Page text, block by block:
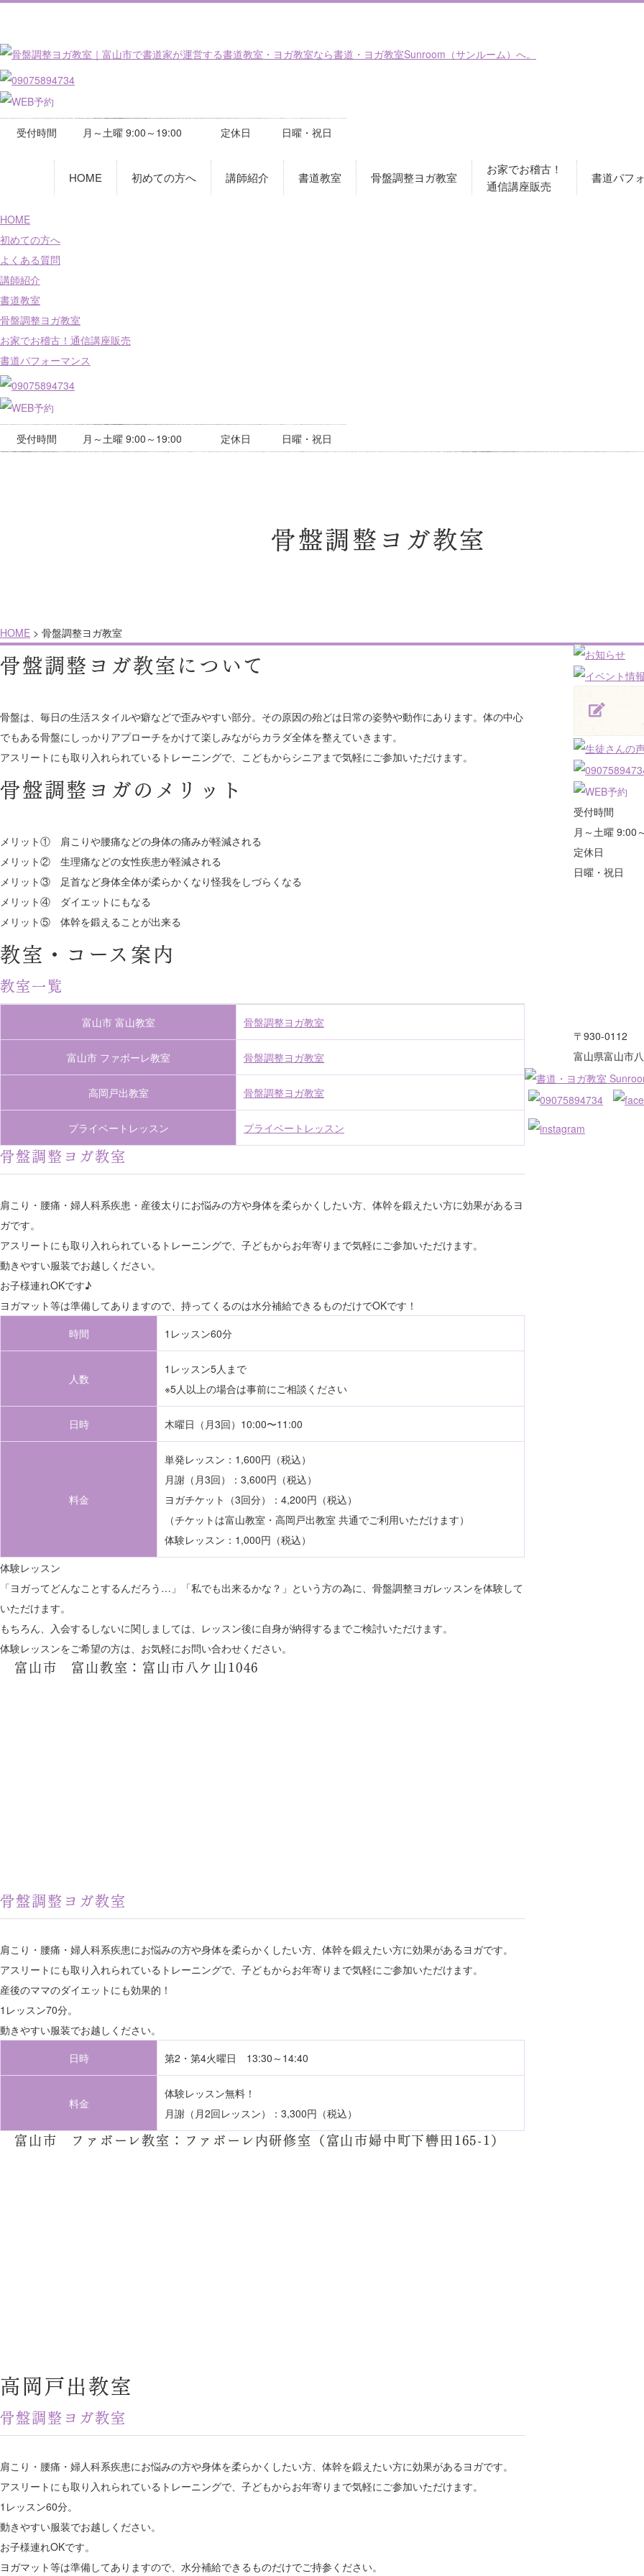
受付時間 月～土曜 9:00～19:00 定休日 日曜・祝日
HOME 初めての方へ 講師紹介 書道教室 骨盤調整ヨガ教室
お家でお稽古！
通信講座販売
書道パフ
HOME
初めての方へ
よくある質問
講師紹介
書道教室
骨盤調整ヨガ教室
お家でお稽古！通信講座販売
書道パフォーマンス
受付時間 月～土曜 9:00～19:00 定休日 日曜・祝日
骨盤調整ヨガ教室
HOME > 骨盤調整ヨガ教室
骨盤調整ヨガ教室について
骨盤は、毎日の生活スタイルや癖などで歪みやすい部分。その原因の殆どは日常の姿勢や動作にあります。体の中心
でもある骨盤にしっかりアプローチをかけて楽しみながらカラダ全体を整えていきます。
アスリートにも取り入れられているトレーニングで、こどもからシニアまで気軽にご参加いただけます。
骨盤調整ヨガのメリット
メリット① 肩こりや腰痛などの身体の痛みが軽減される
メリット② 生理痛などの女性疾患が軽減される
メリット③ 足首など身体全体が柔らかくなり怪我をしづらくなる
メリット④ ダイエットにもなる
メリット⑤ 体幹を鍛えることが出来る
教室・コース案内
教室一覧
富山市 富山教室 骨盤調整ヨガ教室
富山市 ファボーレ教室 骨盤調整ヨガ教室
高岡戸出教室 骨盤調整ヨガ教室
プライベートレッスン プライベートレッスン
骨盤調整ヨガ教室
肩こり・腰痛・婦人科系疾患・産後太りにお悩みの方や身体を柔らかくしたい方、体幹を鍛えたい方に効果があるヨ
ガです。
アスリートにも取り入れられているトレーニングで、子どもからお年寄りまで気軽にご参加いただけます。
動きやすい服装でお越しください。
お子様連れOKです♪
ヨガマット等は準備してありますので、持ってくるのは水分補給できるものだけでOKです！
時間
1レッスン60分
人数
1レッスン5人まで
※5人以上の場合は事前にご相談ください
日時 木曜日（月3回）10:00〜11:00
料金
単発レッスン：1,600円（税込）
月謝（月3回）：3,600円（税込）
ヨガチケット（3回分）：4,200円（税込）
（チケットは富山教室・高岡戸出教室 共通でご利用いただけます）
体験レッスン：1,000円（税込）
体験レッスン
「ヨガってどんなことするんだろう…」「私でも出来るかな？」という方の為に、骨盤調整ヨガレッスンを体験して
いただけます。
もちろん、入会するしないに関しましては、レッスン後に自身が納得するまでご検討いただけます。
体験レッスンをご希望の方は、お気軽にお問い合わせください。
富山市 富山教室：富山市八ケ山1046
骨盤調整ヨガ教室
肩こり・腰痛・婦人科系疾患にお悩みの方や身体を柔らかくしたい方、体幹を鍛えたい方に効果があるヨガです。
アスリートにも取り入れられているトレーニングで、子どもからお年寄りまで気軽にご参加いただけます。
産後のママのダイエットにも効果的！
1レッスン70分。
動きやすい服装でお越しください。
日時
第2・第4火曜日 13:30～14:40
料金
体験レッスン無料！
月謝（月2回レッスン）：3,300円（税込）
富山市 ファボーレ教室：ファボーレ内研修室（富山市婦中町下轡田165-1）
高岡戸出教室
骨盤調整ヨガ教室
肩こり・腰痛・婦人科系疾患にお悩みの方や身体を柔らかくしたい方、体幹を鍛えたい方に効果があるヨガです。
アスリートにも取り入れられているトレーニングで、子どもからお年寄りまで気軽にご参加いただけます。
1レッスン60分。
動きやすい服装でお越しください。
お子様連れOKです。
ヨガマット等は準備してありますので、水分補給できるものだけでご持参ください。
受付時間
月～土曜 9:00
定休日
日曜・祝日
〒930-0112
富山県富山市
書道教室（対面指導）